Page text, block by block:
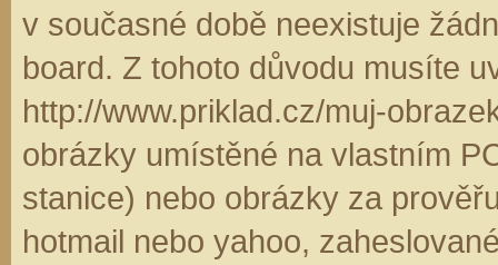
v současné době neexistuje
board. Z tohoto důvodu musíte
http://www.priklad.cz/muj-
obrázky umístěné na vlastním
stanice) nebo obrázky za
hotmail nebo yahoo,